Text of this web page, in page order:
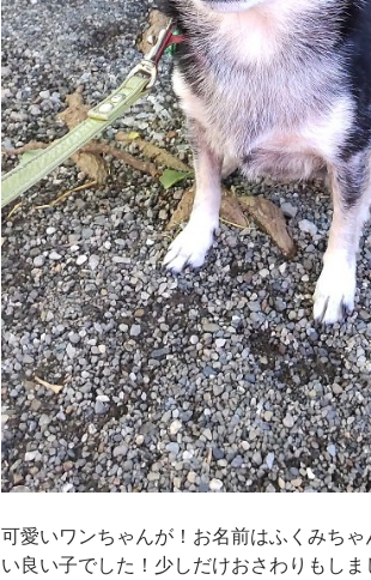
可愛いワンちゃんが！お名前はふくみち
い良い子でした！少しだけおさわりもし